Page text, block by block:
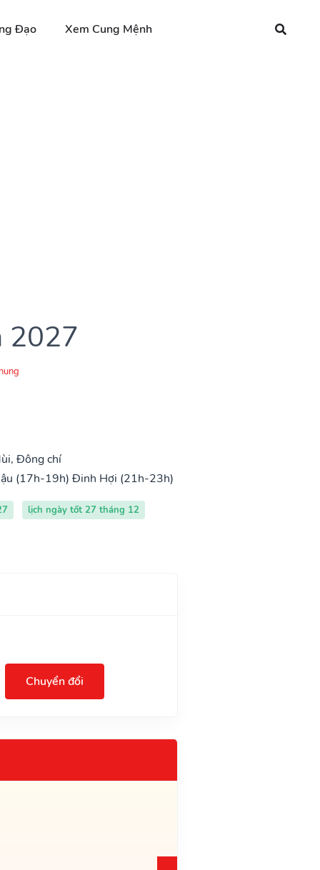
Đạo Xem Cung Mệnh
2027
Đông chí
(17h-19h) Đinh Hợi (21h-23h)
lịch ngày tốt 27 tháng 12
Chuyển đổi